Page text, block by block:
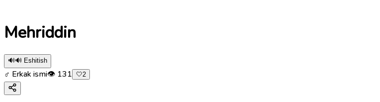
Mehriddin
🔊🔊 Eshitish
♂ Erkak ismi👁 131 🤍2